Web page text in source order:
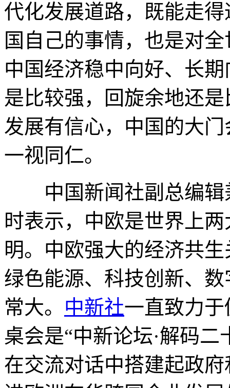
代化发展道路，既能走
国自己的事情，也是对
中国经济稳中向好、长
是比较强，回旋余地还
发展有信心，中国的大
一视同仁。
中国新闻社副总编辑
时表示，中欧是世界上
明。中欧强大的经济共
绿色能源、科技创新、
常大。 中新社一直致力
桌会是“中新论坛·解码
在交流对话中搭建起政